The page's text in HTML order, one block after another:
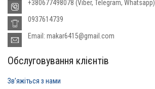
+380677498078 (Viber, Telegram, Whatsapp)
0937614739
Email: makar6415@gmail.com
Обслуговування клієнтів
Звʼяжіться з нами